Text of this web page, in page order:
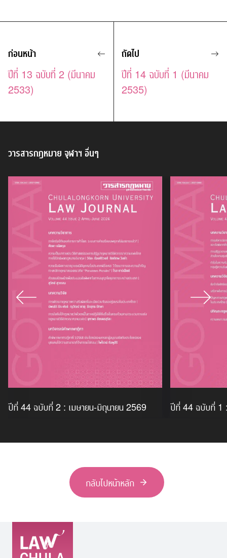
ก่อนหน้า
ปีที่ 13 ฉบับที่ 2 (มีนาคม
2533)
ถัดไป
ปีที่ 14 ฉบับที่ 1 (มีนาคม
2535)
วารสารกฎหมาย จุฬาฯ อื่นๆ
ปีที่ 44 ฉบับที่ 2 : เมษายน-มิถุนายน 2569 ปีที่ 44 ฉบับที่ 1
กลับไปหน้าหลัก